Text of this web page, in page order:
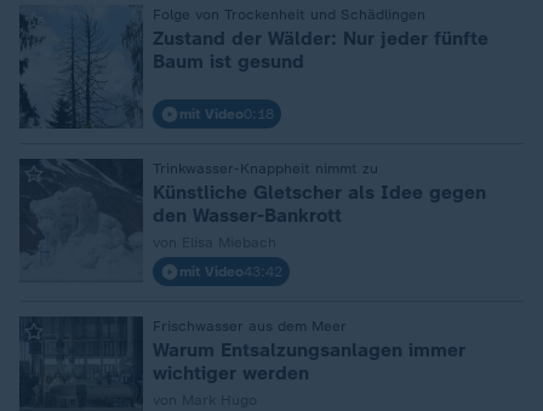
Folge von Trockenheit und Schädlingen
:
Zustand der Wälder: Nur jeder fünfte
Baum ist gesund
mit Video0:18
Trinkwasser-Knappheit nimmt zu
Künstliche Gletscher als Idee gegen
den Wasser-Bankrott
mit Video43:42
Frischwasser aus dem Meer
Warum Entsalzungsanlagen immer
wichtiger werden